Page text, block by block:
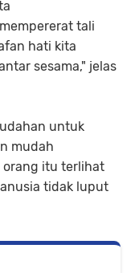
tali
hati kita
sesama," jelas
untuk
mudah
orang itu terlihat
tidak luput